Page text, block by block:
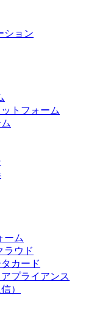
ション
トフォーム
ーム
ラウド
カード
プライアンス
）